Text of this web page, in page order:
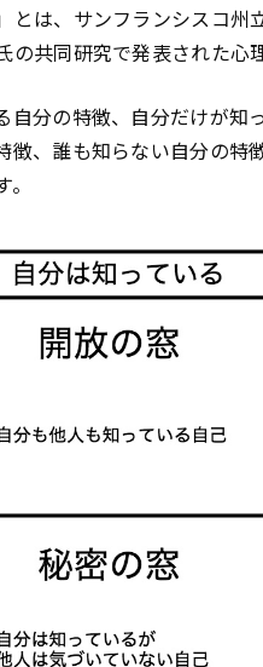
とは、サンフランシスコ
の共同研究で発表された心
自分の特徴、自分だけが
徴、誰も知らない自分の特